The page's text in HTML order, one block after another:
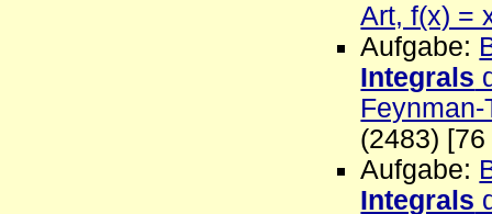
Art, f(x) =
Aufgabe:
Integrals
(2483)
Aufgabe:
Integrals